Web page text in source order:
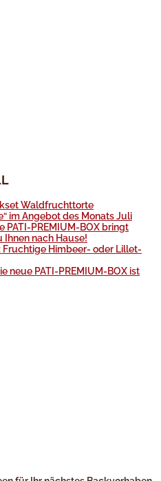
Waldfruchttorte
im Angebot des Monats Juli
PATI-PREMIUM-BOX bringt
nach Hause!
Fruchtige Himbeer- oder Lillet-
neue PATI-PREMIUM-BOX ist